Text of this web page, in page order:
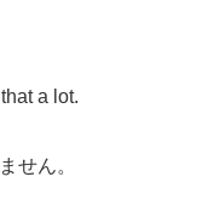
a lot.
せん。